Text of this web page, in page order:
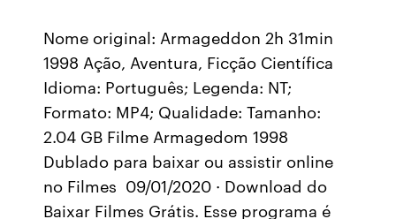
Nome original: Armageddon 2h 31min
1998 Ação, Aventura, Ficção Científica
Idioma: Português; Legenda: NT;
Formato: MP4; Qualidade: Tamanho:
2.04 GB Filme Armagedom 1998
Dublado para baixar ou assistir online
no Filmes 09/01/2020 · Download do
Baixar Filmes Grátis. Esse programa é